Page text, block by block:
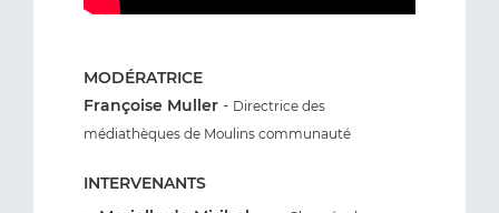
MODÉRATRICE
Françoise Muller - Directrice des
médiathèques de Moulins communauté
INTERVENANTS